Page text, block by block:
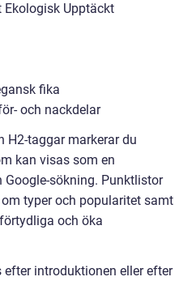
Upptäckt
fika
och nackdelar
H2-taggar markerar du
kan visas som en
sökning. Punktlistor
typer och popularitet samt
och öka
introduktionen eller efter